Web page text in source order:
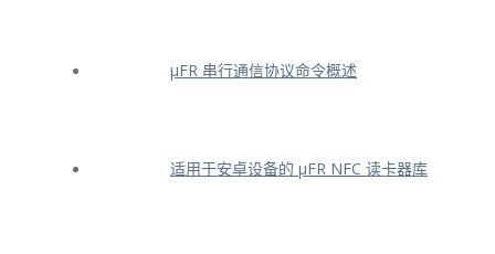
μFR 串行通信协议命令概述
适用于安卓设备的 μFR NFC 读卡器库